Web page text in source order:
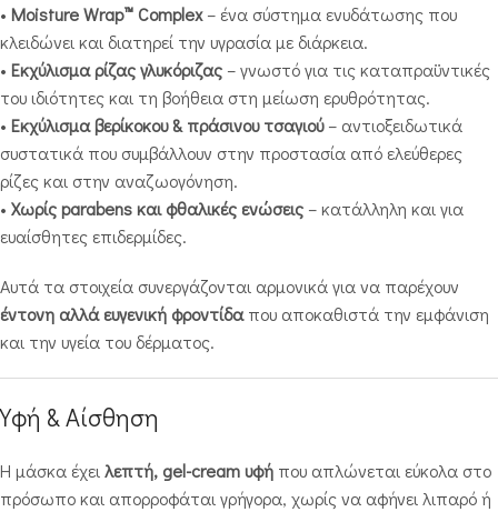
• Moisture Wrap™ Complex– ένα σύστημα ενυδάτωσης που
κλειδώνει και διατηρεί την υγρασία με διάρκεια.
• Εκχύλισμα ρίζας γλυκόριζας – γνωστό για τις καταπραϋντικές
του ιδιότητες και τη βοήθεια στη μείωση ερυθρότητας.
• Εκχύλισμα βερίκοκου & πράσινου τσαγιού– αντιοξειδωτικά
συστατικά που συμβάλλουν στην προστασία από ελεύθερες
ρίζες και στην αναζωογόνηση.
• Χωρίς parabens και φθαλικές ενώσεις – κατάλληλη και για
ευαίσθητες επιδερμίδες.
Αυτά τα στοιχεία συνεργάζονται αρμονικά για να παρέχουν
έντονη αλλά ευγενική φροντίδαπου αποκαθιστά την εμφάνιση
και την υγεία του δέρματος.
Υφή & Αίσθηση
Η μάσκα έχειλεπτή, gel-cream υφή που απλώνεται εύκολα στο
πρόσωπο και απορροφάται γρήγορα, χωρίς να αφήνει λιπαρό ή